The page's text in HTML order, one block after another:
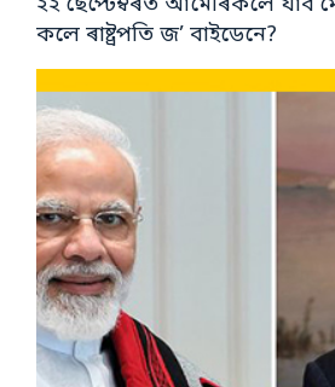
কলে ৰাষ্ট্ৰপতি জ’ বাইডেনে?